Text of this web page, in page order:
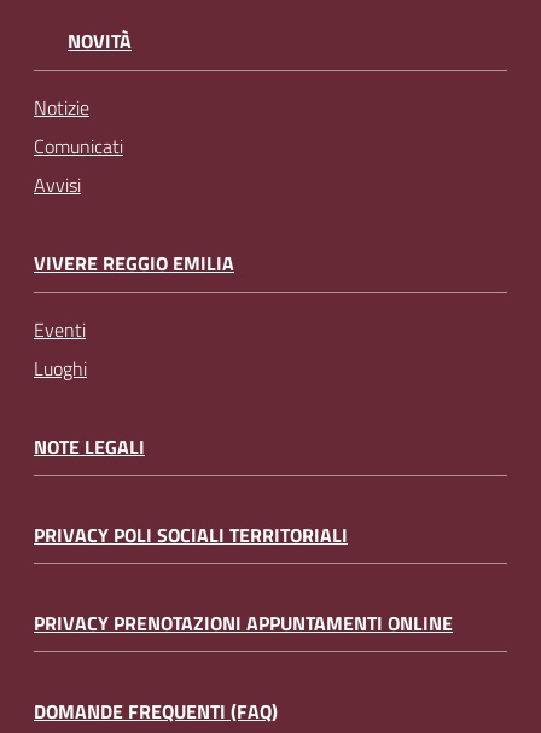
NOVITÀ
Notizie
Comunicati
Avvisi
VIVERE REGGIO EMILIA
Eventi
Luoghi
NOTE LEGALI
PRIVACY POLI SOCIALI TERRITORIALI
PRIVACY PRENOTAZIONI APPUNTAMENTI ONLINE
DOMANDE FREQUENTI (FAQ)